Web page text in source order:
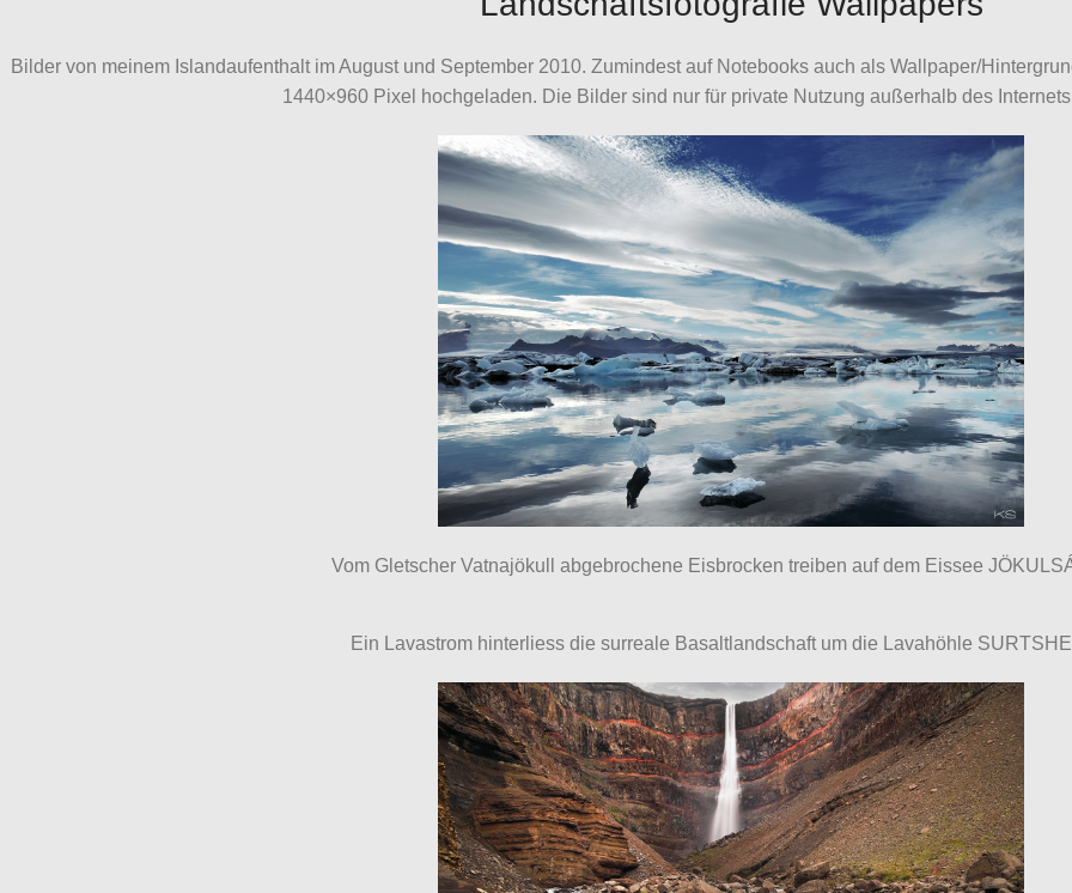
Bilder von meinem Islandaufenthalt im August und September 2010. Zumindest auf Notebooks auch als Wallpaper/
1440×960 Pixel hochgeladen. Die Bilder sind nur für private Nutzung außerhalb des
Vom Gletscher Vatnajökull abgebrochene Eisbrocken treiben auf dem Eissee
Ein Lavastrom hinterliess die surreale Basaltlandschaft um die Lavahöhle